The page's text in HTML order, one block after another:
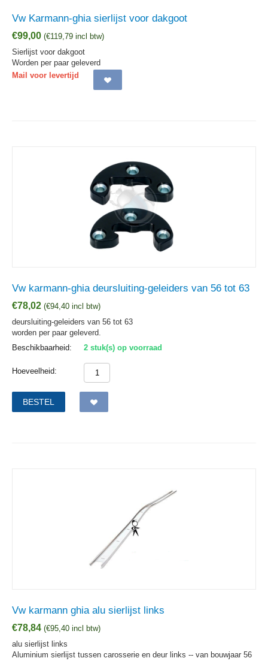
Vw Karmann-ghia sierlijst voor dakgoot
€99,00 (€119,79 incl btw)
Sierlijst voor dakgoot
Worden per paar geleverd
Mail voor levertijd
Vw karmann-ghia deursluiting-geleiders van 56 tot 63
€78,02 (€94,40 incl btw)
deursluiting-geleiders van 56 tot 63
worden per paar geleverd.
Beschikbaarheid:
2 stuk(s) op voorraad
Hoeveelheid:
BESTEL
Vw karmann ghia alu sierlijst links
€78,84 (€95,40 incl btw)
alu sierlijst links
Aluminium sierlijst tussen carosserie en deur links -- van bouwjaar 56